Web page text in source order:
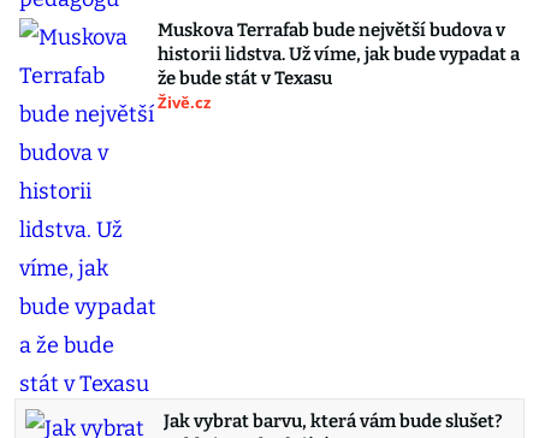
Muskova Terrafab bude největší budova v
historii lidstva. Už víme, jak bude vypadat a
že bude stát v Texasu
Živě.cz
Jak vybrat barvu, která vám bude slušet?